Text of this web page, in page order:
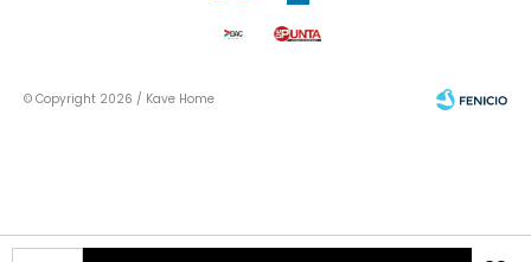
© Copyright 2026 / Kave Home